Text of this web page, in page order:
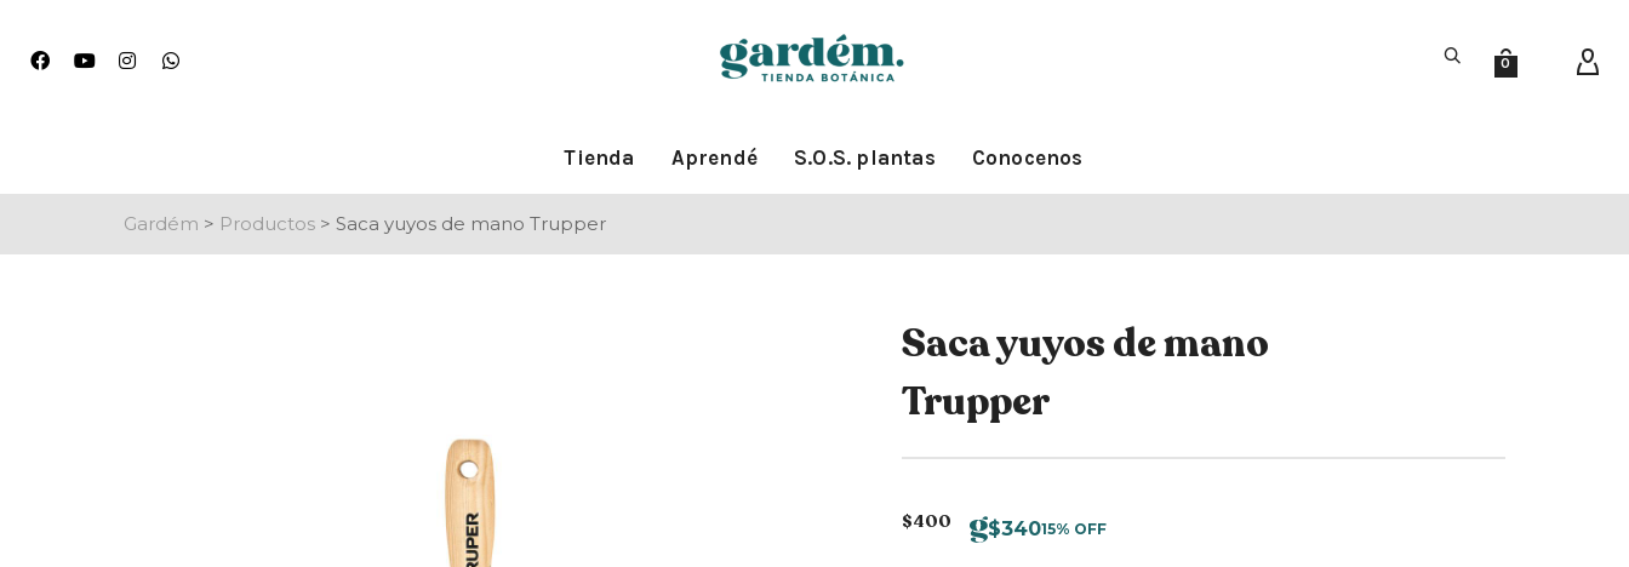
0
Tienda Aprendé S.O.S. plantas Conocenos
Gardém > Productos > Saca yuyos de mano Trupper
Saca yuyos de mano
Trupper
$400 $34015% OFF